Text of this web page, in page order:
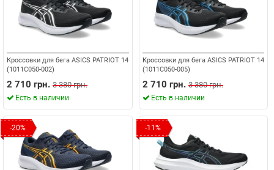
Кроссовки для бега ASICS PATRIOT 14
(1011C050-002)
2 710 грн. 3 380 грн.
Есть в наличии
Кроссовки для бега ASICS PATRIOT 14
(1011C050-005)
2 710 грн. 3 380 грн.
Есть в наличии
-20% -11%